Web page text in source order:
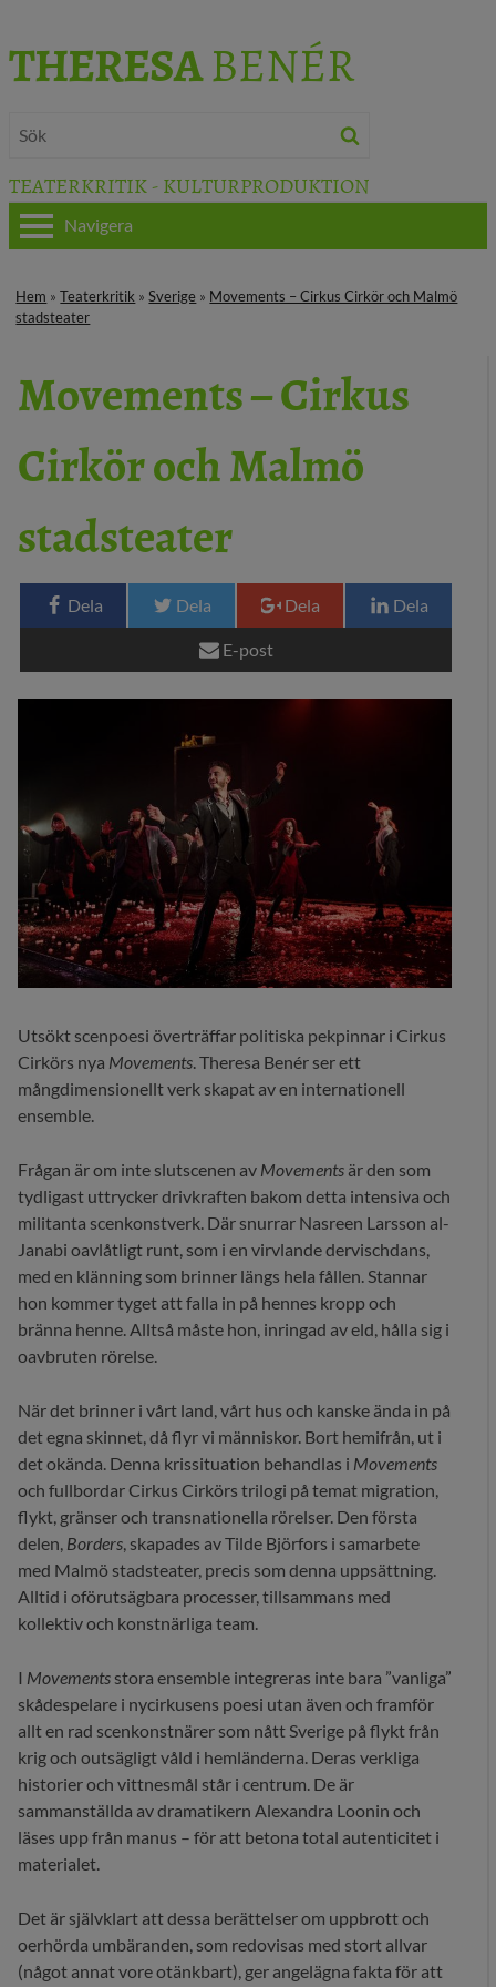
THERESABENÉR
TEATERKRITIK - KULTURPRODUKTION
OM THERESA
TEATERKRITIK
BÖCKER & FILM
29 MEDIA
BLOGG
KONTAKT
Navigera
Hem »Teaterkritik »Sverige » Movements – Cirkus Cirkör och Malmö
stadsteater
Movements – Cirkus
Cirkör och Malmö
stadsteater
Dela Dela Dela Dela
E-post
Utsökt scenpoesi överträffar politiska pekpinnar i Cirkus
Cirkörs nya Movements . Theresa Benér ser ett
mångdimensionellt verk skapat av en internationell
ensemble.
Frågan är om inte slutscenen av Movements är den som
tydligast uttrycker drivkraften bakom detta intensiva och
militanta scenkonstverk. Där snurrar Nasreen Larsson al-
Janabi oavlåtligt runt, som i en virvlande dervischdans,
med en klänning som brinner längs hela fållen. Stannar
hon kommer tyget att falla in på hennes kropp och
bränna henne. Alltså måste hon, inringad av eld, hålla sig i
oavbruten rörelse.
När det brinner i vårt land, vårt hus och kanske ända in på
det egna skinnet, då flyr vi människor. Bort hemifrån, ut i
det okända. Denna krissituation behandlas i Movements
och fullbordar Cirkus Cirkörs trilogi på temat migration,
flykt, gränser och transnationella rörelser. Den första
delen, Borders , skapades av Tilde Björfors i samarbete
med Malmö stadsteater, precis som denna uppsättning.
Alltid i oförutsägbara processer, tillsammans med
kollektiv och konstnärliga team.
I Movements stora ensemble integreras inte bara ”vanliga”
skådespelare i nycirkusens poesi utan även och framför
allt en rad scenkonstnärer som nått Sverige på flykt från
krig och outsägligt våld i hemländerna. Deras verkliga
historier och vittnesmål står i centrum. De är
sammanställda av dramatikern Alexandra Loonin och
läses upp från manus – för att betona total autenticitet i
materialet.
Det är självklart att dessa berättelser om uppbrott och
oerhörda umbäranden, som redovisas med stort allvar
(något annat vore otänkbart), ger angelägna fakta för att